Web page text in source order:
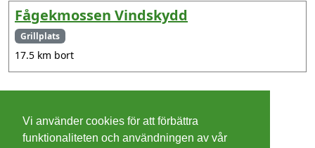
Fågekmossen Vindskydd
Grillplats
17.5 km bort
Cookies
Vi använder cookies för att förbättra
funktionaliteten och användningen av vår